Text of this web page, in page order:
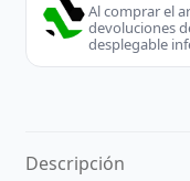
Al comprar el
devoluciones
desplegable
Descripción